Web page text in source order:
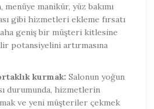
manikür, yüz bakımı
gibi hizmetleri ekleme fırsatı
geniş bir müşteri kitlesine
potansiyelini artırmasına
kurmak: Salonun yoğun
durumunda, hizmetlerin
ve yeni müşteriler çekmek